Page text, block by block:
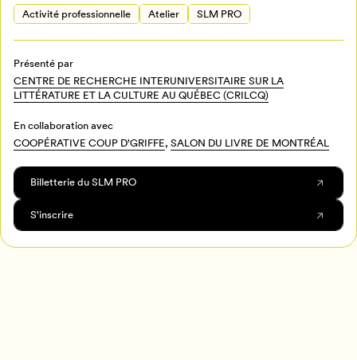
Activité professionnelle Atelier SLM PRO
Présenté par
CENTRE DE RECHERCHE INTERUNIVERSITAIRE SUR LA
LITTÉRATURE ET LA CULTURE AU QUÉBEC (CRILCQ)
En collaboration avec
COOPÉRATIVE COUP D’GRIFFE,SALON DU LIVRE DE MONTRÉAL
Billetterie du SLM PRO
S'inscrire